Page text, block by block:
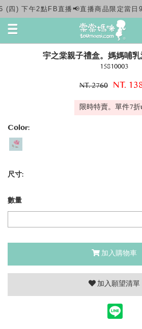
限定當日9折 ✨全館現貨 & 國內滿千免
宇之棠親子禮盒。媽媽哺
15810003
NT. 2760 NT.
限時特賣。單件7
Color:
尺寸:
數量
加入購物車
加入願望清單